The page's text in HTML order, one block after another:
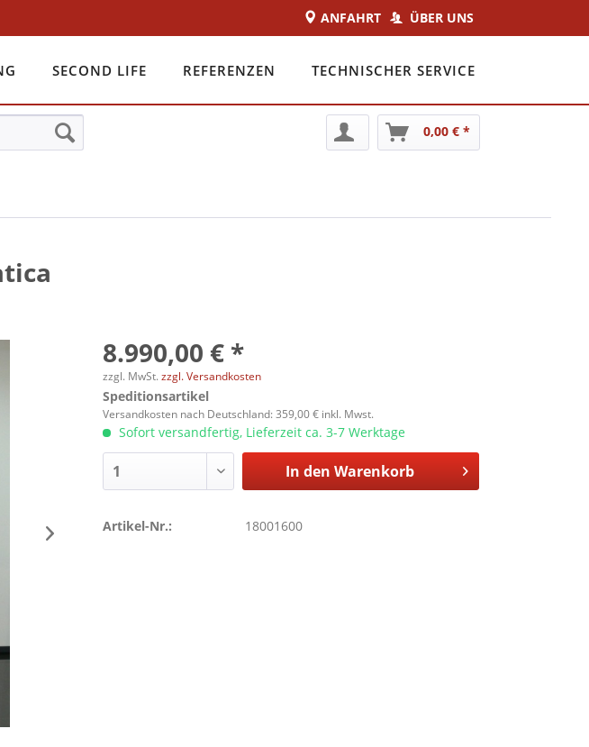
ÜBER UNS
ANFAHRT
SECOND LIFE REFERENZEN TECHNISCHER SERVICE
0,00 € *
8.990,00 € *
zzgl. MwSt. zzgl. Versandkosten
Speditionsartikel
Versandkosten nach Deutschland: 359,00 € inkl. Mwst.
Sofort versandfertig, Lieferzeit ca. 3-7 Werktage
In den Warenkorb
Artikel-Nr.: 18001600